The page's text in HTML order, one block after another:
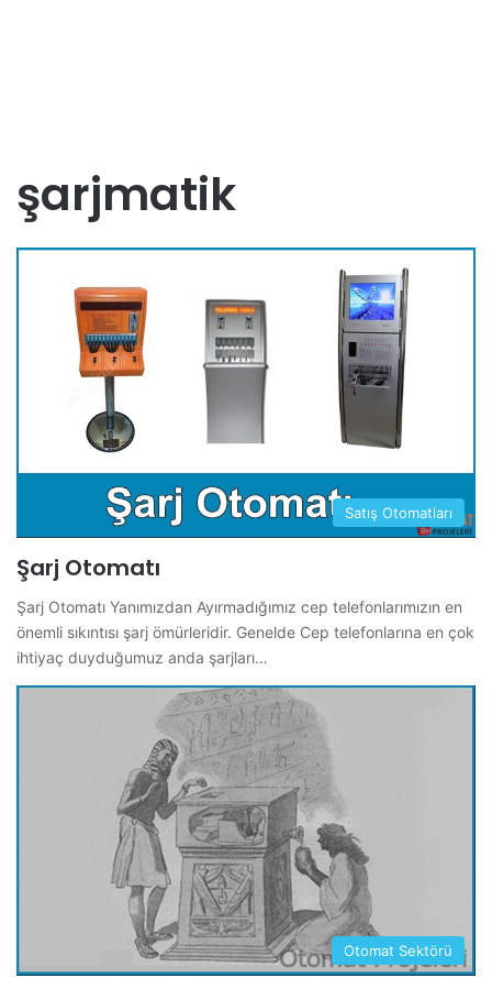
şarjmatik
Satış Otomatları
Şarj Otomatı
Şarj Otomatı Yanımızdan Ayırmadığımız cep telefonlarımızın en
önemli sıkıntısı şarj ömürleridir. Genelde Cep telefonlarına en çok
ihtiyaç duyduğumuz anda şarjları…
Otomat Sektörü